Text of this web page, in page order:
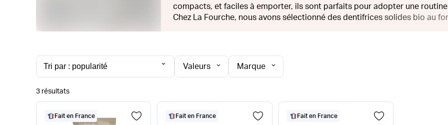
compacts, et faciles à emporter, ils sont parfaits pour adopter une
Chez La Fourche, nous avons sélectionné des dentifrices solides bio au
Valeurs Marque
3 résultats
Fait en France Fait en France Fait en France